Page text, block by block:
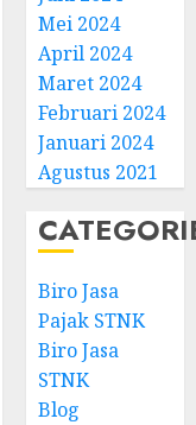
Mei 2024
April 2024
Maret 2024
Februari 2024
Januari 2024
Agustus 2021
Biro Jasa
Pajak STNK
Biro Jasa
STNK
Blog